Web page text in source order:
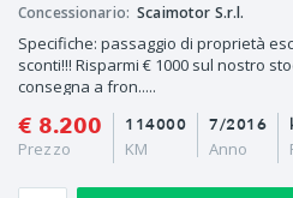
Concessionario: Scaimotor S.r.l.
Specifiche: passaggio di proprietà
sconti!!! Risparmi € 1000 sul nostro
consegna a fron.....
€ 8.200
Prezzo
7/2016
Anno
114000
KM